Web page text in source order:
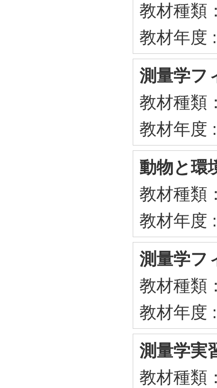
教材種類
教材年度
測量学フ
教材種類
教材年度
動物と環
教材種類
教材年度
測量学フ
教材種類
教材年度
測量学実
教材種類